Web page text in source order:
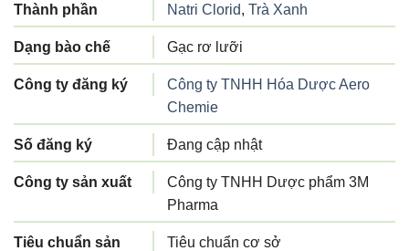
Thành phần Natri Clorid, Trà Xanh
Dạng bào chế Gạc rơ lưỡi
Công ty đăng ký
Công ty TNHH Hóa Dược Aero
Chemie
Số đăng ký Đang cập nhật
Công ty sản xuất
Công ty TNHH Dược phẩm 3M
Pharma
Tiêu chuẩn sản
Tiêu chuẩn cơ sở